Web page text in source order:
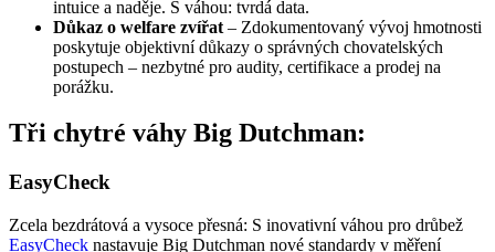
intuice a naděje. S váhou: tvrdá data.
Důkaz o welfare zvířat – Zdokumentovaný vývoj hmotnosti
poskytuje objektivní důkazy o správných chovatelských
postupech – nezbytné pro audity, certifikace a prodej na
porážku.
Tři chytré váhy Big Dutchman:
EasyCheck
Zcela bezdrátová a vysoce přesná: S inovativní váhou pro drůbež
EasyCheck nastavuje Big Dutchman nové standardy v měření